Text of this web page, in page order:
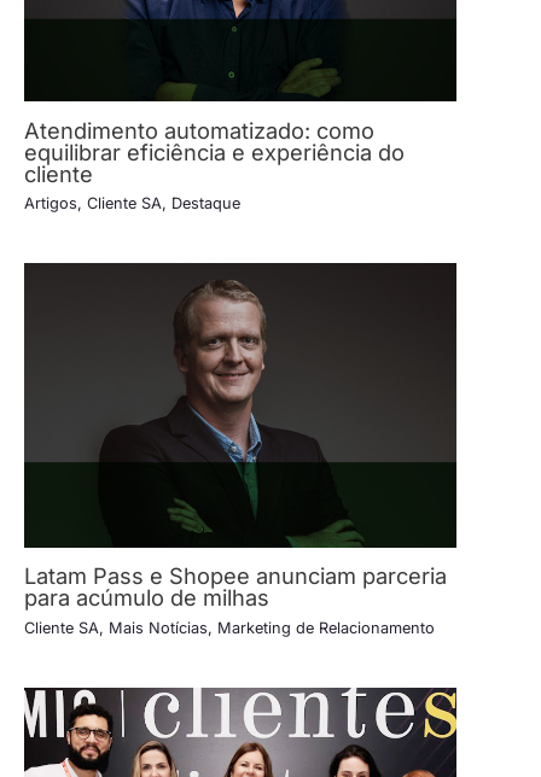
Atendimento automatizado: como
equilibrar eficiência e experiência do
cliente
Artigos, Cliente SA, Destaque
Latam Pass e Shopee anunciam parceria
para acúmulo de milhas
Cliente SA, Mais Notícias, Marketing de Relacionamento